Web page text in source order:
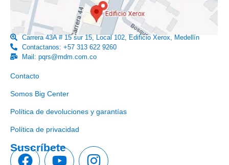
Carrera 43A # 15 sur 15, Local 102, Edificio Xerox, Medellín
Contactanos: +57 313 622 9260
Mail: pqrs@mdm.com.co
Enlaces útiles
Contacto
Somos Big Center
Política de devoluciones y garantías
Política de privacidad
Suscríbete